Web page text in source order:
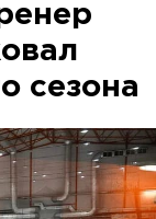
сезона